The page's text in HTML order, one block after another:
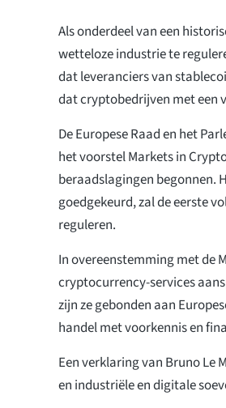
Als onderdeel van een
wetteloze industrie te
dat leveranciers van
dat cryptobedrijven met een
De Europese Raad en het
het voorstel Markets in
beraadslagingen begonnen.
goedgekeurd, zal de eerste
reguleren.
In overeenstemming met de
cryptocurrency-services
zijn ze gebonden aan
handel met voorkennis en
Een verklaring van Bruno Le
en industriële en digitale